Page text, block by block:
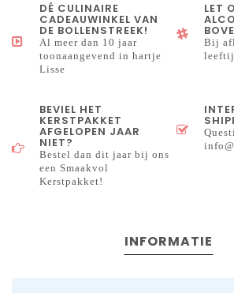
DÉ CULINAIRE
CADEAUWINKEL VAN
DE BOLLENSTREEK!
Al meer dan 10 jaar
toonaangevend in hartje
Lisse
LET
Bij
BEVIEL HET
KERSTPAKKET
AFGELOPEN JAAR
NIET?
Bestel dan dit jaar bij ons
een Smaakvol
Kerstpakket!
INFORMATIE